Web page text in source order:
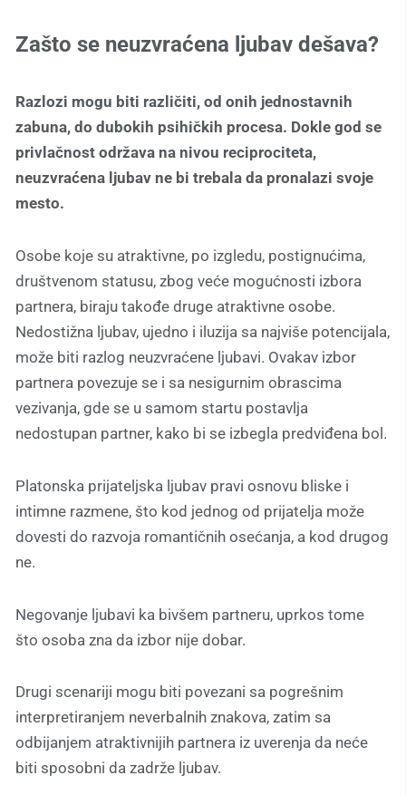
Zašto se neuzvraćena ljubav dešava?
Razlozi mogu biti različiti, od onih jednostavnih
zabuna, do dubokih psihičkih procesa. Dokle god se
privlačnost održava na nivou reciprociteta,
neuzvraćena ljubav ne bi trebala da pronalazi svoje
mesto.
Osobe koje su atraktivne, po izgledu, postignućima,
društvenom statusu, zbog veće mogućnosti izbora
partnera, biraju takođe druge atraktivne osobe.
Nedostižna ljubav, ujedno i iluzija sa najviše potencijala,
može biti razlog neuzvraćene ljubavi. Ovakav izbor
partnera povezuje se i sa nesigurnim obrascima
vezivanja, gde se u samom startu postavlja
nedostupan partner, kako bi se izbegla predviđena bol.
Platonska prijateljska ljubav pravi osnovu bliske i
intimne razmene, što kod jednog od prijatelja može
dovesti do razvoja romantičnih osećanja, a kod drugog
ne.
Negovanje ljubavi ka bivšem partneru, uprkos tome
što osoba zna da izbor nije dobar.
Drugi scenariji mogu biti povezani sa pogrešnim
interpretiranjem neverbalnih znakova, zatim sa
odbijanjem atraktivnijih partnera iz uverenja da neće
biti sposobni da zadrže ljubav.